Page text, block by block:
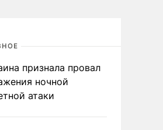
признала провал
ночной
атаки